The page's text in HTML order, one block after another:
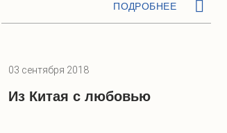
ПОДРОБНЕЕ
03 сентября 2018
Из Китая с любовью